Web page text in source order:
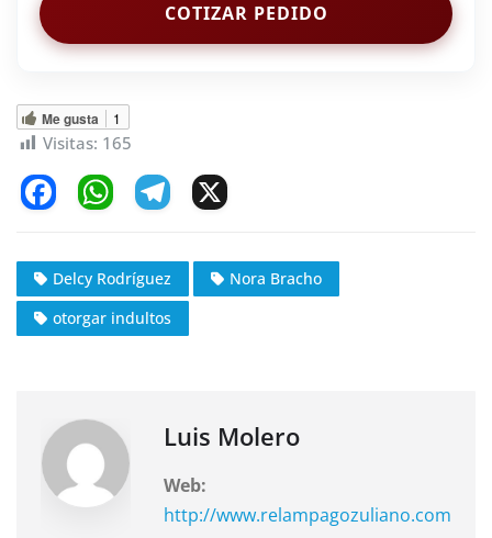
COTIZAR PEDIDO
Me gusta 1
Visitas: 165
c
e
b
k
W
at
s
A
e
gr
a
Delcy Rodríguez
Nora Bracho
otorgar indultos
Luis Molero
Web:
http://www.relampagozuliano.com